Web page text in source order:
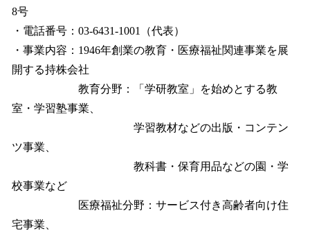
8号
・電話番号：03-6431-1001（代表）
・事業内容：1946年創業の教育・医療福祉関連事業を展
開する持株会社
教育分野：「学研教室」を始めとする教
室・学習塾事業、
学習教材などの出版・コンテン
ツ事業、
教科書・保育用品などの園・学
校事業など
医療福祉分野：サービス付き高齢者向け住
宅事業、